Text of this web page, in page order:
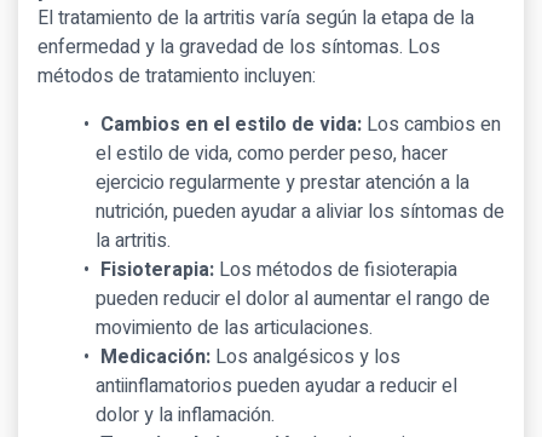
El tratamiento de la artritis varía según la etapa de la
enfermedad y la gravedad de los síntomas. Los
métodos de tratamiento incluyen:
Cambios en el estilo de vida:Los cambios en
el estilo de vida, como perder peso, hacer
ejercicio regularmente y prestar atención a la
nutrición, pueden ayudar a aliviar los síntomas de
la artritis.
Fisioterapia:Los métodos de fisioterapia
pueden reducir el dolor al aumentar el rango de
movimiento de las articulaciones.
Medicación:Los analgésicos y los
antiinflamatorios pueden ayudar a reducir el
dolor y la inflamación.